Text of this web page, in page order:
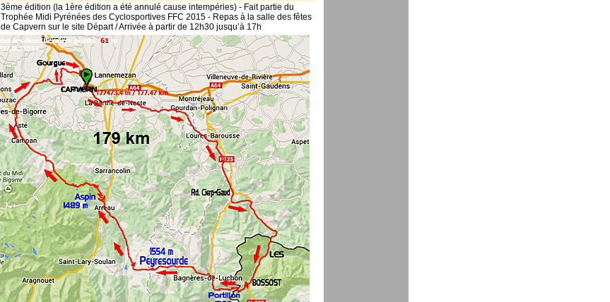
3ème édition (la 1ère édition a été annulé cause intempéries) - Fait partie du
Trophée Midi Pyrénées des Cyclosportives FFC 2015 - Repas à la salle des fêtes
de Capvern sur le site Départ / Arrivée à partir de 12h30 jusqu’à 17h